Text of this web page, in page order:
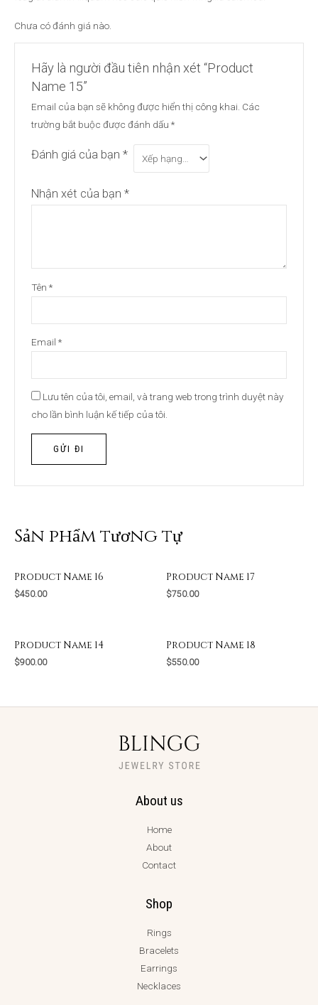
Chưa có đánh giá nào.
Hãy là người đầu tiên nhận xét “Product
Name 15”
Email của bạn sẽ không được hiển thị công khai. Các
trường bắt buộc được đánh dấu *
Đánh giá của bạn *
Nhận xét của bạn *
Tên *
Email *
Lưu tên của tôi, email, và trang web trong trình duyệt này
cho lần bình luận kế tiếp của tôi.
Sản phẩm tương tự
Product Name 16
$450.00
Product Name 17
$750.00
Product Name 14
$900.00
Product Name 18
$550.00
About us
Home
About
Contact
Shop
Rings
Bracelets
Earrings
Necklaces